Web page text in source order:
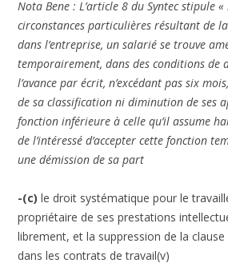
Nota Bene : L’article 8 du Syntec stipule
circonstances particulières résultant de
dans l’entreprise, un salarié se trouve
temporairement, dans des conditions de
l’avance par écrit, n’excédant pas six
de sa classification ni diminution de ses
fonction inférieure à celle qu’il assume
de l’intéressé d’accepter cette fonction
une démission de sa part
-(c) le droit systématique pour le
propriétaire de ses prestations
librement, et la suppression de la
dans les contrats de travail(v)